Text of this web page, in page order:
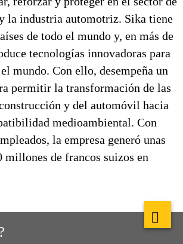
la industria automotriz. Sika tiene
de todo el mundo y, en más de
tecnologías innovadoras para
mundo. Con ello, desempeña un
permitir la transformación de las
y del automóvil hacia
medioambiental. Con
la empresa generó unas
millones de francos suizos en